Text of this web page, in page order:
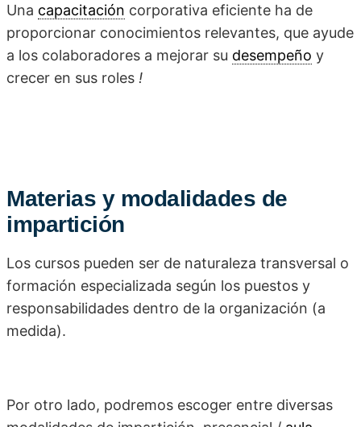
Una capacitación corporativa eficiente ha de
proporcionar conocimientos relevantes, que ayude
a los colaboradores a mejorar su desempeño y
crecer en sus roles !
Materias y modalidades de
impartición
Los cursos pueden ser de naturaleza transversal o
formación especializada según los puestos y
responsabilidades dentro de la organización (a
medida).
Por otro lado, podremos escoger entre diversas